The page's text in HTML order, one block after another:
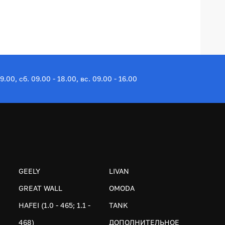
сб. 09.00 - 18.00, вс. 09.00 - 16.00
GEELY
GREAT WALL
HAFEI (1.0 - 465; 1.1 -
468)
LIVAN
OMODA
TANK
ДОПОЛНИТЕЛЬНОЕ